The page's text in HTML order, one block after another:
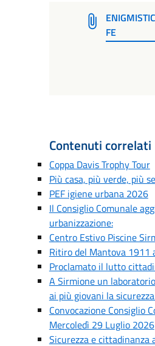
FE
Contenuti correlati
Coppa Davis Trophy Tour
Più casa, più verde, più
PEF igiene urbana 2026
Il Consiglio Comunale
urbanizzazione:
Centro Estivo Piscine
Ritiro del Mantova 1911
Proclamato il lutto
A Sirmione un
ai più giovani la
Convocazione Consiglio
Mercoledì 29 Luglio 2026
Sicurezza e cittadinanza